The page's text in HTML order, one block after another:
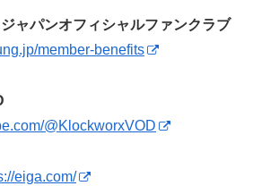
ャパンオフィシャルファンクラブ
member-benefits
@KlockworxVOD
eiga.com/